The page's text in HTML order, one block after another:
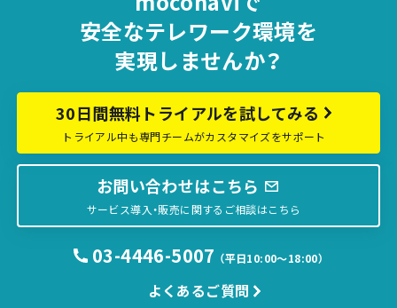
安全なテレワーク環境を
実現しませんか？
30日間無料トライアルを試してみる
トライアル中も専門チームがカスタマイズをサポート
お問い合わせはこちら
サービス導入・販売に関するご相談はこちら
03-4446-5007 （平日10:00〜18:00）
よくあるご質問